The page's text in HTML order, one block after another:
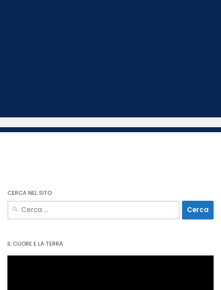
CERCA NEL SITO
Ricerca
per:
IL CUORE E LA TERRA